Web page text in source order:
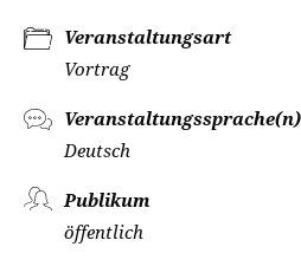
Veranstaltungsart
Vortrag
Veranstaltungssprache(n)
Deutsch
Publikum
öffentlich